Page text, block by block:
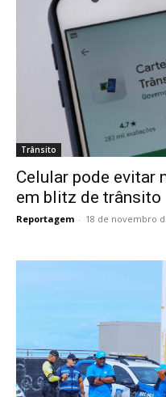
Trânsito
Celular pode evitar
em blitz de trânsito
Reportagem - 18 de novembro